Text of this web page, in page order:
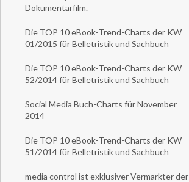
Dokumentarfilm.
Die TOP 10 eBook-Trend-Charts der KW
01/2015 für Belletristik und Sachbuch
Die TOP 10 eBook-Trend-Charts der KW
52/2014 für Belletristik und Sachbuch
Social Media Buch-Charts für November
2014
Die TOP 10 eBook-Trend-Charts der KW
51/2014 für Belletristik und Sachbuch
media control ist exklusiver Vermarkter der